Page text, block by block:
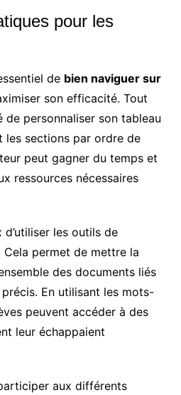
pour les
de bien naviguer sur
son efficacité. Tout
de personnaliser son tableau
les sections par ordre de
peut gagner du temps et
ressources nécessaires
les outils de
permet de mettre la
des documents liés
En utilisant les mots-
peuvent accéder à des
leur échappaient
aux différents